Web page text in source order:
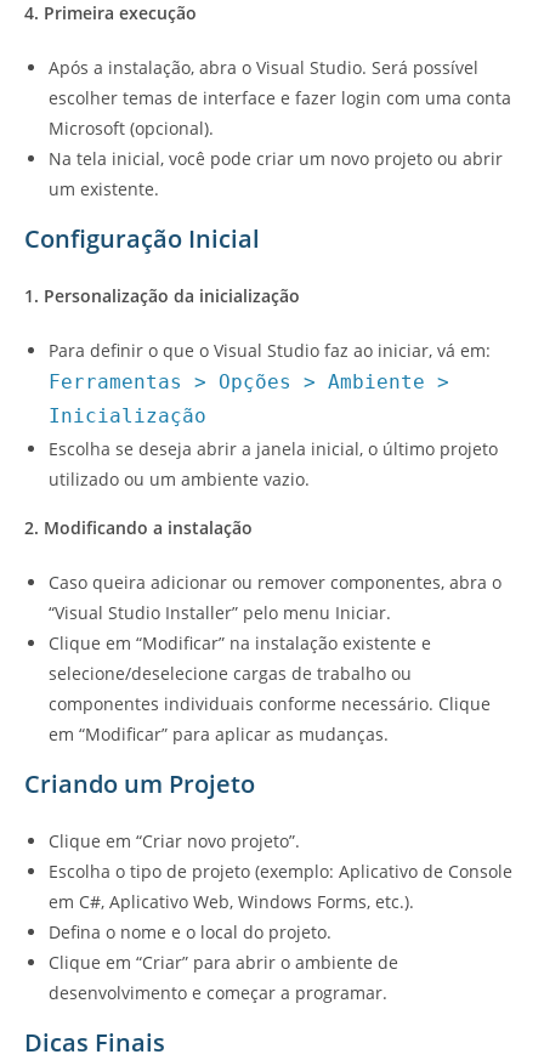
4. Primeira execução
Após a instalação, abra o Visual Studio. Será possível
escolher temas de interface e fazer login com uma conta
Microsoft (opcional).
Na tela inicial, você pode criar um novo projeto ou abrir
um existente.
Configuração Inicial
1. Personalização da inicialização
Para definir o que o Visual Studio faz ao iniciar, vá em:
Ferramentas > Opções > Ambiente >
Inicialização
Escolha se deseja abrir a janela inicial, o último projeto
utilizado ou um ambiente vazio.
2. Modificando a instalação
Caso queira adicionar ou remover componentes, abra o
“Visual Studio Installer” pelo menu Iniciar.
Clique em “Modificar” na instalação existente e
selecione/deselecione cargas de trabalho ou
componentes individuais conforme necessário. Clique
em “Modificar” para aplicar as mudanças.
Criando um Projeto
Clique em “Criar novo projeto”.
Escolha o tipo de projeto (exemplo: Aplicativo de Console
em C#, Aplicativo Web, Windows Forms, etc.).
Defina o nome e o local do projeto.
Clique em “Criar” para abrir o ambiente de
desenvolvimento e começar a programar.
Dicas Finais